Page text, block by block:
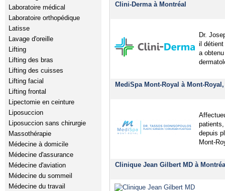
Laboratoire médical
Laboratoire orthopédique
Latisse
Lavage d'oreille
Lifting
Lifting des bras
Lifting des cuisses
Lifting facial
Lifting frontal
Lipectomie en ceinture
Liposuccion
Liposuccion sans chirurgie
Massothérapie
Médecine à domicile
Médecine d'assurance
Médecine d'aviation
Médecine du sommeil
Médecine du travail
Clini-Derma à Montréal
Dr.
il détient
a
MediSpa Mont-Royal à Mont-
depuis
Mont-
Clinique Jean Gilbert MD à